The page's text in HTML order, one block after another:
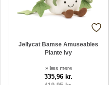
Jellycat Bamse Amuseables
Plante Ivy
» læs mere
335,96 kr.